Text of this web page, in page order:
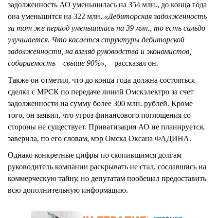
задолженность АО уменьшилась на 354 млн., до конца года
она уменьшится на 322 млн. «Дебиторская задолженность
за тот же период уменьшилась на 39 млн., то есть сальдо
улучшается. Что касается структуры дебиторской
задолженности, на взгляд руководства и экономистов,
собираемость – свыше 90%», – рассказал он.
Также он отметил, что до конца года должна состояться
сделка с МРСК по передаче линий Омскэлектро за счет
задолженности на сумму более 300 млн. рублей. Кроме
того, он заявил, что угроз финансового поглощения со
стороны не существует. Приватизация АО не планируется,
заверила, по его словам, мэр Омска Оксана ФАДИНА.
Однако конкретные цифры по скопившимся долгам
руководитель компании раскрывать не стал, сославшись на
коммерческую тайну, но депутатам пообещал предоставить
всю дополнительную информацию.